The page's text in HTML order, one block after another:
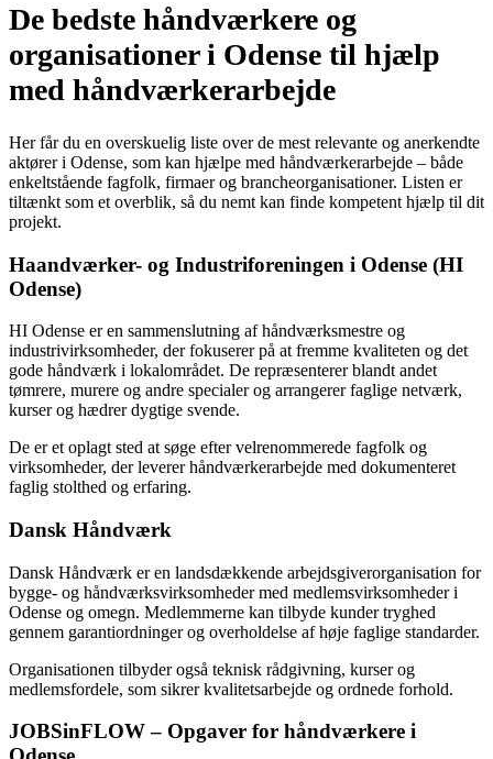
De bedste håndværkere og
organisationer i Odense til hjælp
med håndværkerarbejde
Her får du en overskuelig liste over de mest relevante og anerkendte
aktører i Odense, som kan hjælpe med håndværkerarbejde – både
enkeltstående fagfolk, firmaer og brancheorganisationer. Listen er
tiltænkt som et overblik, så du nemt kan finde kompetent hjælp til dit
projekt.
Haandværker- og Industriforeningen i Odense (HI
Odense)
HI Odense er en sammenslutning af håndværksmestre og
industrivirksomheder, der fokuserer på at fremme kvaliteten og det
gode håndværk i lokalområdet. De repræsenterer blandt andet
tømrere, murere og andre specialer og arrangerer faglige netværk,
kurser og hædrer dygtige svende.
De er et oplagt sted at søge efter velrenommerede fagfolk og
virksomheder, der leverer håndværkerarbejde med dokumenteret
faglig stolthed og erfaring.
Dansk Håndværk
Dansk Håndværk er en landsdækkende arbejdsgiverorganisation for
bygge- og håndværksvirksomheder med medlemsvirksomheder i
Odense og omegn. Medlemmerne kan tilbyde kunder tryghed
gennem garantiordninger og overholdelse af høje faglige standarder.
Organisationen tilbyder også teknisk rådgivning, kurser og
medlemsfordele, som sikrer kvalitetsarbejde og ordnede forhold.
JOBSinFLOW – Opgaver for håndværkere i